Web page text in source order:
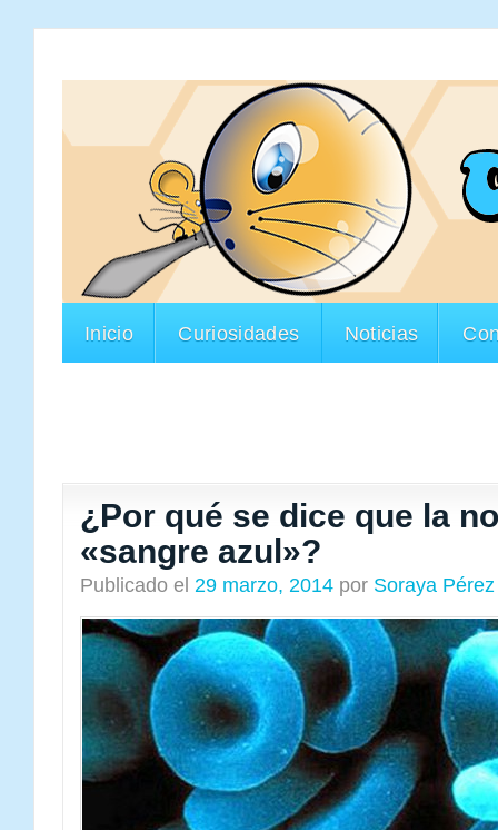
Inicio Curiosidades Noticias
¿Por qué se dice que la
«sangre azul»?
Publicado el 29 marzo, 2014 por Soraya Pérez